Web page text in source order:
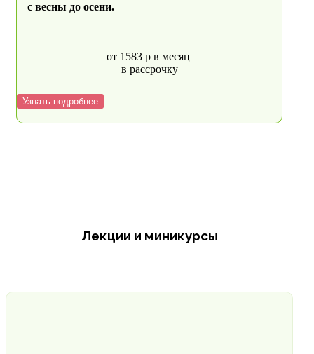
с весны до осени.
от 1583 р в месяц
в рассрочку
Узнать подробнее
Лекции и миникурсы